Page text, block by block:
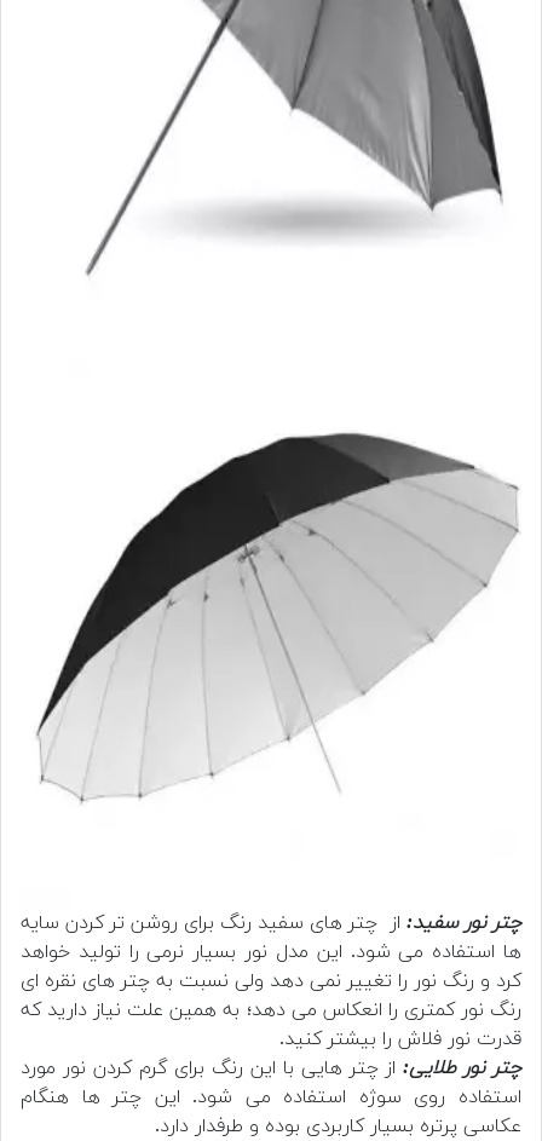
چتر نور سفید: از چتر های سفید رنگ برای روشن تر کردن سایه
ها استفاده می شود. این مدل نور بسیار نرمی را تولید خواهد
کرد و رنگ نور را تغییر نمی دهد ولی نسبت به چتر های نقره ای
رنگ نور کمتری را انعکاس می دهد؛ به همین علت نیاز دارید که
قدرت نور فلاش را بیشتر کنید.
چتر نور طلایی:از چتر هایی با این رنگ برای گرم کردن نور مورد
استفاده روی سوژه استفاده می شود. این چتر ها هنگام
عکاسی پرتره بسیار کاربردی بوده و طرفدار دارد.